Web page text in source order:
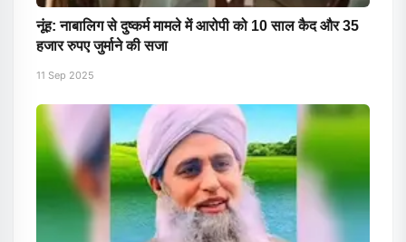
नूंह: नाबालिग से दुष्कर्म मामले में आरोपी को 10 साल कैद और 35
हजार रुपए जुर्माने की सजा
11 Sep 2025